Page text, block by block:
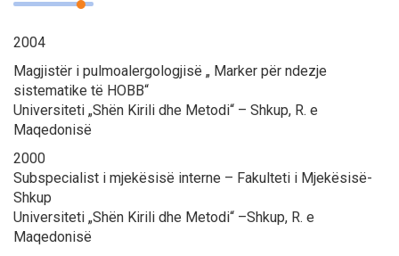
2004
Magjistër i pulmoalergologjisë „ Marker për ndezje
sistematike të HOBB“
Universiteti „Shën Kirili dhe Metodi“ – Shkup, R. e
Maqedonisë
2000
Subspecialist i mjekësisë interne – Fakulteti i Mjekësisë-
Shkup
Universiteti „Shën Kirili dhe Metodi“ –Shkup, R. e
Maqedonisë